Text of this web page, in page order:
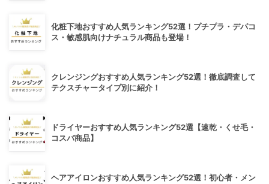
化粧下地おすすめ人気ランキング52選！プチプラ・デパコ
ス・敏感肌向けナチュラル商品も登場！
クレンジングおすすめ人気ランキング52選！徹底調査して
テクスチャータイプ別に紹介！
ドライヤーおすすめ人気ランキング52選【速乾・くせ毛・
コスパ商品】
ヘアアイロンおすすめ人気ランキング52選！初心者・メン